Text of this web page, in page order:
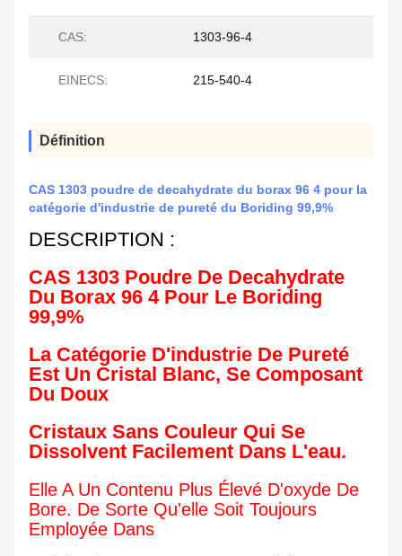
CAS: 1303-96-4
EINECS: 215-540-4
Définition
CAS 1303 poudre de decahydrate du borax 96 4 pour la
catégorie d'industrie de pureté du Boriding 99,9%
DESCRIPTION :
CAS 1303 Poudre De Decahydrate
Du Borax 96 4 Pour Le Boriding
99,9%
La Catégorie D'industrie De Pureté
Est Un Cristal Blanc, Se Composant
Du Doux
Cristaux Sans Couleur Qui Se
Dissolvent Facilement Dans L'eau.
Elle A Un Contenu Plus Élevé D'oxyde De
Bore. De Sorte Qu'elle Soit Toujours
Employée Dans